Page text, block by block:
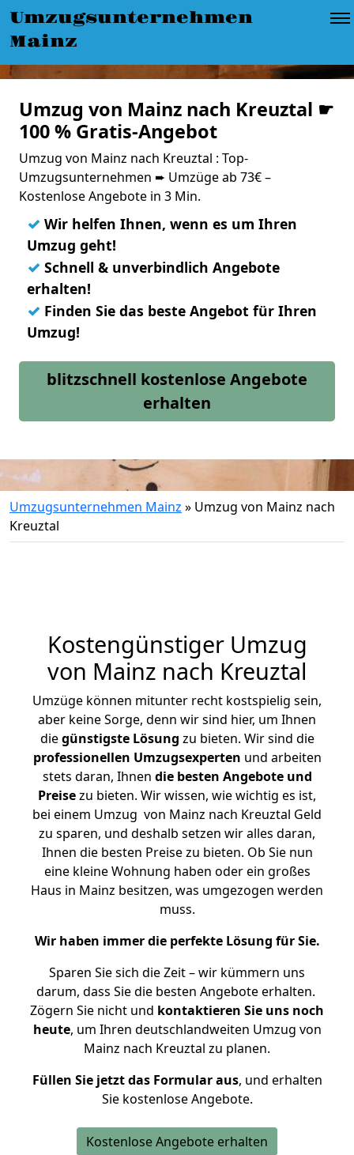
Umzugsunternehmen
Mainz
Umzug von Mainz nach Kreuztal ☛
100 % Gratis-Angebot
Umzug von Mainz nach Kreuztal : Top-
Umzugsunternehmen ➨ Umzüge ab 73€ –
Kostenlose Angebote in 3 Min.
✓ Wir helfen Ihnen, wenn es um Ihren
Umzug geht!
✓ Schnell & unverbindlich Angebote
erhalten!
✓ Finden Sie das beste Angebot für Ihren
Umzug!
blitzschnell kostenlose Angebote
erhalten
Umzugsunternehmen Mainz » Umzug von Mainz nach
Kreuztal
Kostengünstiger Umzug
von Mainz nach Kreuztal
Umzüge können mitunter recht kostspielig sein,
aber keine Sorge, denn wir sind hier, um Ihnen
diegünstigste Lösung zu bieten. Wir sind die
professionellen Umzugsexperten und arbeiten
stets daran, Ihnen die besten Angebote und
Preisezu bieten. Wir wissen, wie wichtig es ist,
bei einem Umzug von Mainz nach Kreuztal Geld
zu sparen, und deshalb setzen wir alles daran,
Ihnen die besten Preise zu bieten. Ob Sie nun
eine kleine Wohnung haben oder ein großes
Haus in Mainz besitzen, was umgezogen werden
muss.
Wir haben immer die perfekte Lösung für Sie.
Sparen Sie sich die Zeit – wir kümmern uns
darum, dass Sie die besten Angebote erhalten.
Zögern Sie nicht und kontaktieren Sie uns noch
heute, um Ihren deutschlandweiten Umzug von
Mainz nach Kreuztal zu planen.
Füllen Sie jetzt das Formular aus, und erhalten
Sie kostenlose Angebote.
Kostenlose Angebote erhalten